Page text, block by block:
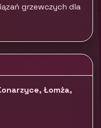
grzewczych dla
Łomża,